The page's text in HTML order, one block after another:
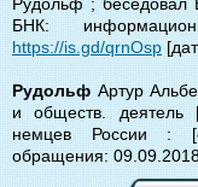
БНК:
https://is.gd/qrnOsp
Рудольф Артур
и обществ. деятель
немцев России :
обращения: